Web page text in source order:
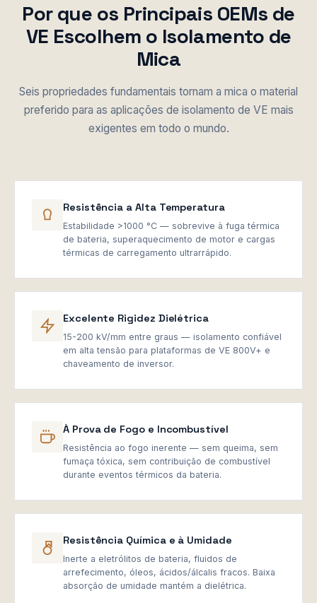
Por que os Principais OEMs de
VE Escolhem o Isolamento de
Mica
Seis propriedades fundamentais tornam a mica o material
preferido para as aplicações de isolamento de VE mais
exigentes em todo o mundo.
Resistência a Alta Temperatura
Estabilidade >1000 °C — sobrevive à fuga térmica
de bateria, superaquecimento de motor e cargas
térmicas de carregamento ultrarrápido.
Excelente Rigidez Dielétrica
15-200 kV/mm entre graus — isolamento confiável
em alta tensão para plataformas de VE 800V+ e
chaveamento de inversor.
À Prova de Fogo e Incombustível
Resistência ao fogo inerente — sem queima, sem
fumaça tóxica, sem contribuição de combustível
durante eventos térmicos da bateria.
Resistência Química e à Umidade
Inerte a eletrólitos de bateria, fluidos de
arrefecimento, óleos, ácidos/álcalis fracos. Baixa
absorção de umidade mantém a dielétrica.